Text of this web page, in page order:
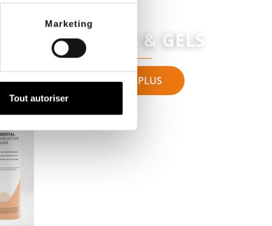
Marketing
Tout autoriser
CRÈMES & GELS
VOIR PLUS
- 72,00 €